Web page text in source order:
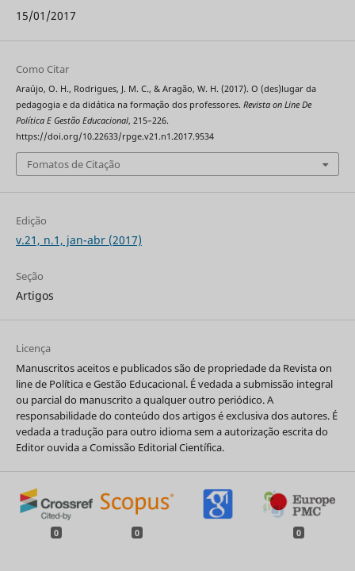
15/01/2017
Como Citar
Araújo, O. H., Rodrigues, J. M. C., & Aragão, W. H. (2017). O (des)lugar da
pedagogia e da didática na formação dos professores. Revista on Line De
Política E Gestão Educacional, 215–226.
https://doi.org/10.22633/rpge.v21.n1.2017.9534
Fomatos de Citação
Edição
v.21, n.1, jan-abr (2017)
Seção
Artigos
Licença
Manuscritos aceitos e publicados são de propriedade da Revista on
line de Política e Gestão Educacional. É vedada a submissão integral
ou parcial do manuscrito a qualquer outro periódico. A
responsabilidade do conteúdo dos artigos é exclusiva dos autores. É
vedada a tradução para outro idioma sem a autorização escrita do
Editor ouvida a Comissão Editorial Científica.
0 0 0